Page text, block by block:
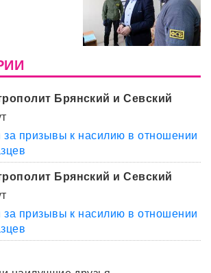
Брянский и Севский
за призывы к насилию в отношении
Брянский и Севский
за призывы к насилию в отношении